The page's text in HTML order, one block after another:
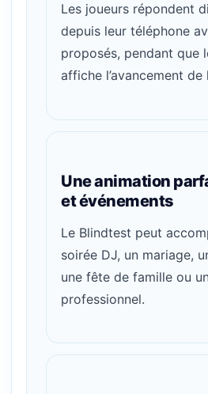
Les joueurs répondent
depuis leur téléphone
proposés, pendant que
affiche l’avancement de
Une animation
et événements
Le Blindtest peut
soirée DJ, un mariage,
une fête de famille ou
professionnel.